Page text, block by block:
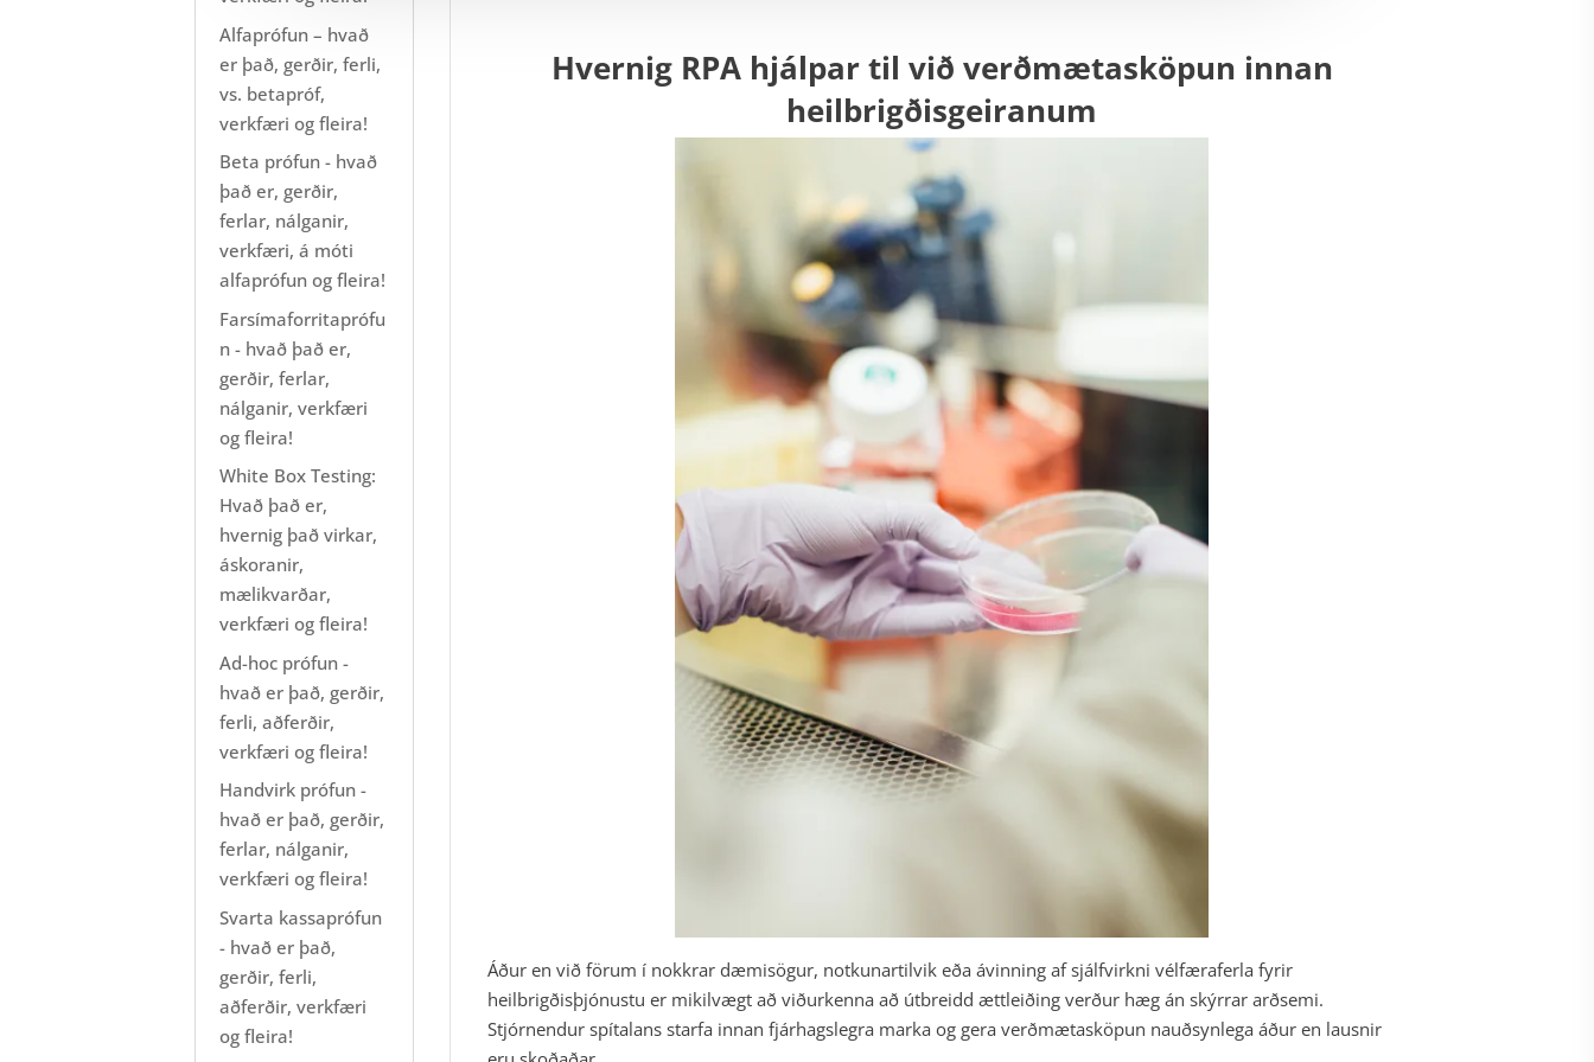
Hvernig RPA hjálpar til við verðmætasköpun innan
heilbrigðisgeiranum
Áður en við förum í nokkrar dæmisögur, notkunartilvik eða ávinning af sjálfvirkni vélfæraferla fyrir
heilbrigðisþjónustu er mikilvægt að viðurkenna að útbreidd ættleiðing verður hæg án skýrrar arðsemi.
Stjórnendur spítalans starfa innan fjárhagslegra marka og gera verðmætasköpun nauðsynlega áður en lausnir
Alfaprófun – hvað
er það, gerðir, ferli,
vs. betapróf,
verkfæri og fleira!
Beta prófun - hvað
það er, gerðir,
ferlar, nálganir,
verkfæri, á móti
alfaprófun og fleira!
Farsímaforritaprófu
n - hvað það er,
gerðir, ferlar,
nálganir, verkfæri
og fleira!
White Box Testing:
Hvað það er,
hvernig það virkar,
áskoranir,
mælikvarðar,
verkfæri og fleira!
Ad-hoc prófun -
hvað er það, gerðir,
ferli, aðferðir,
verkfæri og fleira!
Handvirk prófun -
hvað er það, gerðir,
ferlar, nálganir,
verkfæri og fleira!
Svarta kassaprófun
- hvað er það,
gerðir, ferli,
aðferðir, verkfæri
og fleira!